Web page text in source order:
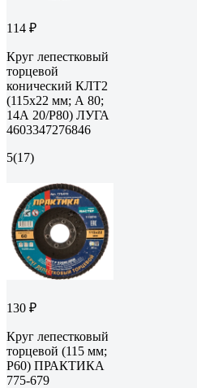
114 ₽
Круг лепестковый
торцевой
конический КЛТ2
(115х22 мм; А 80;
14А 20/Р80) ЛУГА
4603347276846
5(17)
130 ₽
Круг лепестковый
торцевой (115 мм;
Р60) ПРАКТИКА
775-679